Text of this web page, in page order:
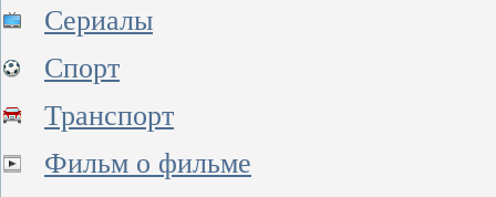
Сериалы
Спорт
Транспорт
Фильм о фильме